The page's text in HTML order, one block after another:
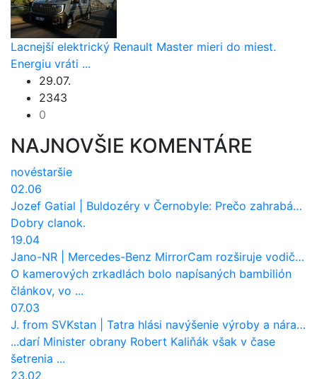
Lacnejší elektrický Renault Master mieri do miest.
Energiu vráti ...
29.07.
2343
0
NAJNOVŠIE KOMENTÁRE
novéstaršie
02.06
Jozef Gatial
Buldozéry v Černobyle: Prečo zahrabávali Červený les pod zem?
Dobry clanok.
19.04
Jano-NR
Mercedes-Benz MirrorCam rozširuje vodičovi výhľad a uberá autobusom odpor vzduchu
O kamerových zrkadlách bolo napísaných bambilión
článkov, vo ...
07.03
J. from SVKstan
Tatra hlási navýšenie výroby a nárast tržieb. Ktorí odberatelia sú kľúčoví?
...darí Minister obrany Robert Kaliňák však v čase
šetrenia ...
23.02